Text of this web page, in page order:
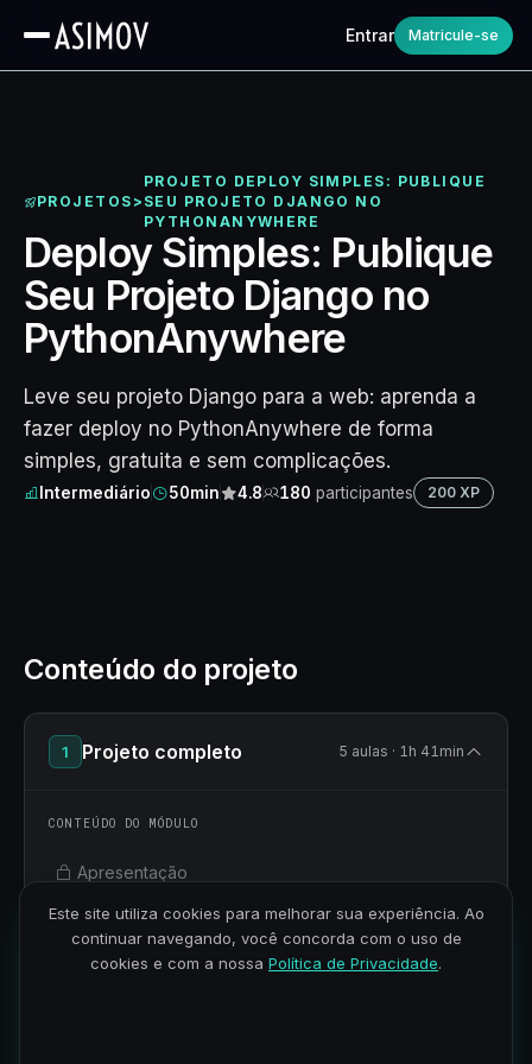
Entrar Matricule-se
PROJETOS >
PROJETO DEPLOY SIMPLES: PUBLIQUE
SEU PROJETO DJANGO NO
PYTHONANYWHERE
Deploy Simples: Publique
Seu Projeto Django no
PythonAnywhere
Leve seu projeto Django para a web: aprenda a
fazer deploy no PythonAnywhere de forma
simples, gratuita e sem complicações.
Intermediário 50min 4.8 180 participantes 200 XP
APRESENTAÇÃO
Conteúdo do projeto
1 Projeto completo 5 aulas · 1h 41min
CONTEÚDO DO MÓDULO
Apresentação
Subindo o projeto no GitHub
Baixando projeto no PythonAnyWhere
Este site utiliza cookies para melhorar sua experiência. Ao
continuar navegando, você concorda com o uso de
cookies e com a nossa Política de Privacidade.